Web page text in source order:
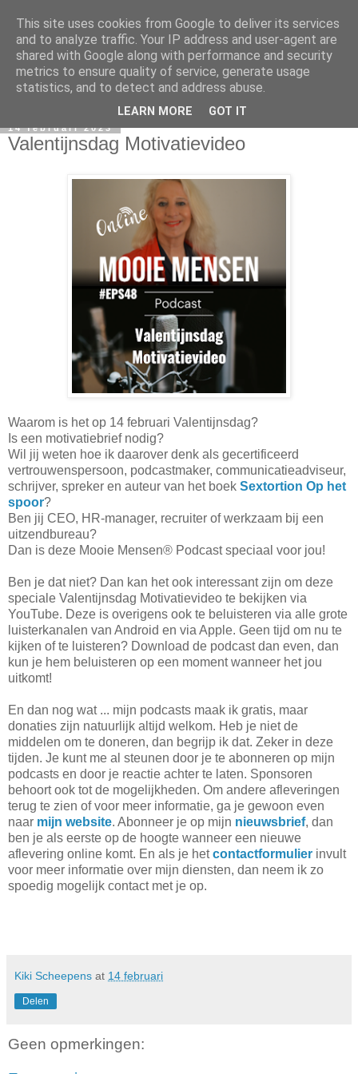
14 februari 2023
Valentijnsdag Motivatievideo
Waarom is het op 14 februari Valentijnsdag?
Is een motivatiebrief nodig?
Wil jij weten hoe ik daarover denk als gecertificeerd
vertrouwenspersoon, podcastmaker, communicatieadviseur,
schrijver, spreker en auteur van het boek Sextortion Op het
spoor?
Ben jij CEO, HR-manager, recruiter of werkzaam bij een
uitzendbureau?
Dan is deze Mooie Mensen® Podcast speciaal voor jou!
Ben je dat niet? Dan kan het ook interessant zijn om deze
speciale Valentijnsdag Motivatievideo te bekijken via
YouTube. Deze is overigens ook te beluisteren via alle grote
luisterkanalen van Android en via Apple. Geen tijd om nu te
kijken of te luisteren? Download de podcast dan even, dan
kun je hem beluisteren op een moment wanneer het jou
uitkomt!
En dan nog wat ... mijn podcasts maak ik gratis, maar
donaties zijn natuurlijk altijd welkom. Heb je niet de
middelen om te doneren, dan begrijp ik dat. Zeker in deze
tijden. Je kunt me al steunen door je te abonneren op mijn
podcasts en door je reactie achter te laten. Sponsoren
behoort ook tot de mogelijkheden. Om andere afleveringen
terug te zien of voor meer informatie, ga je gewoon even
naar mijn website. Abonneer je op mijn nieuwsbrief, dan
ben je als eerste op de hoogte wanneer een nieuwe
aflevering online komt. En als je hetcontactformulier invult
voor meer informatie over mijn diensten, dan neem ik zo
spoedig mogelijk contact met je op.
Kiki Scheepens at 14 februari
Delen
Geen opmerkingen:
This site uses cookies from Google to deliver its services
and to analyze traffic. Your IP address and user-agent are
shared with Google along with performance and security
metrics to ensure quality of service, generate usage
statistics, and to detect and address abuse.
LEARN MORE GOT IT